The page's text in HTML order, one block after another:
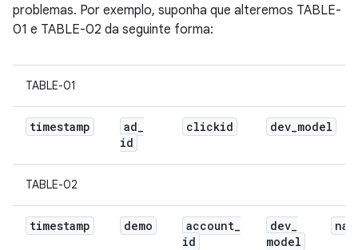
problemas. Por exemplo, suponha que alteremos TABLE-
01 e TABLE-02 da seguinte forma:
TABLE-01
timestamp ad_
id
clickid dev_model
TABLE-02
timestamp demo account_
id
dev_
model